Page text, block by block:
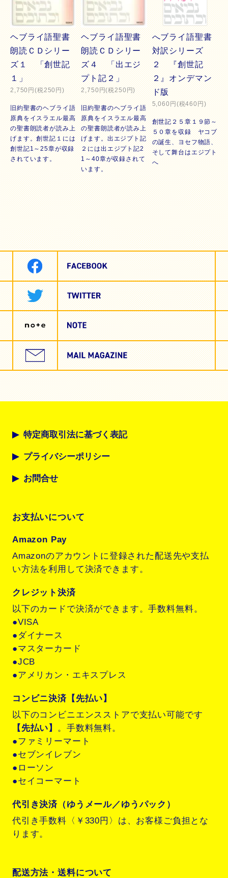
ヘブライ語聖書
朗読ＣＤシリー
ズ１ 「創世記
１」
2,750円(税250円)
旧約聖書のヘブライ語
原典をイスラエル最高
の聖書朗読者が読み上
げます。創世記１には
創世記1～25章が収録
されています。
ヘブライ語聖書
朗読ＣＤシリー
ズ４ 「出エジ
プト記２」
2,750円(税250円)
旧約聖書のヘブライ語
原典をイスラエル最高
の聖書朗読者が読み上
げます。出エジプト記
２には出エジプト記2
1～40章が収録されて
います。
へブライ語聖書
対訳シリーズ
２ 『創世記
２』オンデマン
ド版
5,060円(税460円)
創世記２５章１９節～
５０章を収録 ヤコブ
の誕生、ヨセフ物語、
そして舞台はエジプト
へ
特定商取引法に基づく表記
プライバシーポリシー
お問合せ
お支払いについて
Amazon Pay
Amazonのアカウントに登録された配送先や支払
い方法を利用して決済できます。
クレジット決済
以下のカードで決済ができます。手数料無料。
●VISA
●ダイナース
●マスターカード
●JCB
●アメリカン・エキスプレス
コンビニ決済【先払い】
以下のコンビニエンスストアで支払い可能です
【先払い】 。手数料無料。
●ファミリーマート
●セブンイレブン
●ローソン
●セイコーマート
代引き決済（ゆうメール／ゆうパック）
代引き手数料〈￥330円〉は、お客様ご負担とな
ります。
配送方法・送料について